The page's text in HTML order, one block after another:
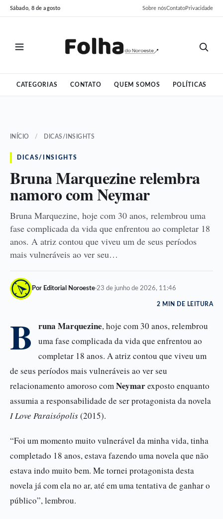
Pular
para
Pular
para
Sábado, 8 de agosto Sobre nósContatoPrivacidade
CATEGORIAS CONTATO QUEM SOMOS POLÍTICAS
INÍCIO / DICAS/INSIGHTS
DICAS/INSIGHTS
Bruna Marquezine relembra
namoro com Neymar
Bruna Marquezine, hoje com 30 anos, relembrou uma
fase complicada da vida que enfrentou ao completar 18
anos. A atriz contou que viveu um de seus períodos
mais vulneráveis ao ver seu…
Por Editorial Noroeste·23 de junho de 2026, 11:46
2 MIN DE LEITURA
B runa Marquezine, hoje com 30 anos, relembrou
uma fase complicada da vida que enfrentou ao
completar 18 anos. A atriz contou que viveu um
de seus períodos mais vulneráveis ao ver seu
relacionamento amoroso comNeymarexposto enquanto
assumia a responsabilidade de ser protagonista da novela
I Love Paraisópolis(2015).
“Foi um momento muito vulnerável da minha vida, tinha
completado 18 anos, estava fazendo uma novela que não
estava indo muito bem. Me tornei protagonista desta
novela já com ela no ar, até em uma tentativa de ganhar o
público”, lembrou.